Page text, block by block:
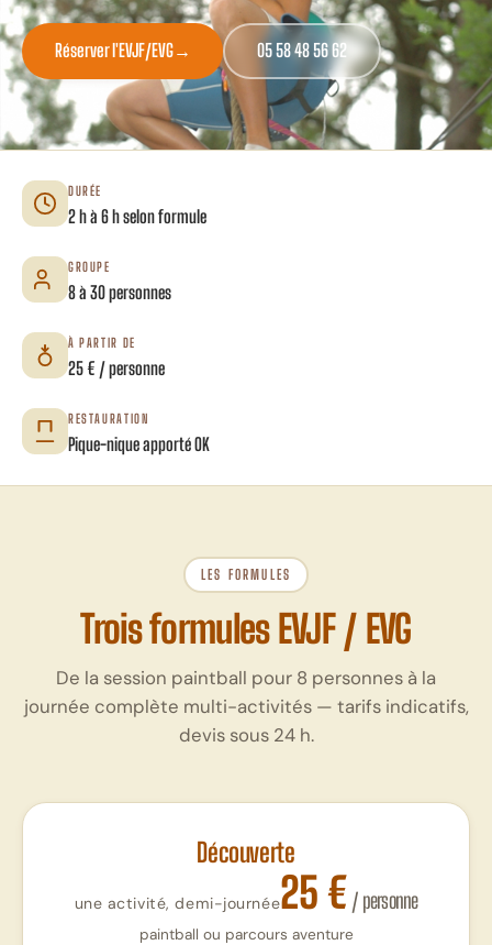
Réserver l'EVJF/EVG→ 05 58 48 56 62
DURÉE
2 h à 6 h selon formule
GROUPE
8 à 30 personnes
À PARTIR DE
25 € / personne
RESTAURATION
Pique-nique apporté OK
LES FORMULES
Trois formules EVJF / EVG
De la session paintball pour 8 personnes à la
journée complète multi-activités — tarifs indicatifs,
devis sous 24 h.
Découverte
une activité, demi-journée25 € / personne
paintball ou parcours aventure